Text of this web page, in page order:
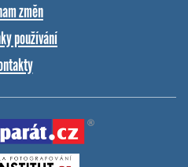
změn
používání